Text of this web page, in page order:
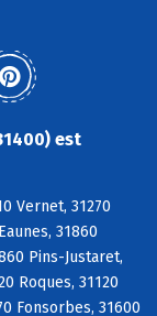
est
Vernet, 31270
31860
Pins-Justaret,
Roques, 31120
Fonsorbes, 31600